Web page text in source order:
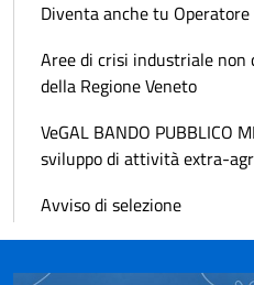
Diventa anche tu
Aree di crisi industriale non
della Regione Veneto
VeGAL BANDO PUBBLICO
sviluppo di attività extra-
Avviso di selezione